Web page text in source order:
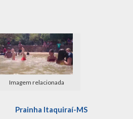
Imagem relacionada
Prainha Itaquiraí-MS